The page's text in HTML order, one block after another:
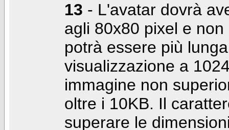
13 - L'avatar dovrà
agli 80x80 pixel e
potrà essere più
visualizzazione a
immagine non
oltre i 10KB. Il
superare le